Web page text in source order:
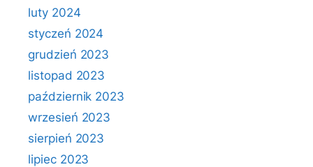
luty 2024
styczeń 2024
grudzień 2023
listopad 2023
październik 2023
wrzesień 2023
sierpień 2023
lipiec 2023